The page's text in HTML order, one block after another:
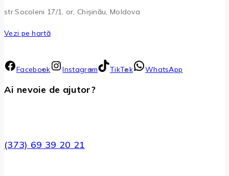
str.Socoleni 17/1, or, Chișinău, Moldova
Vezi pe hartă
Facebook Instagram TikTok WhatsApp
Ai nevoie de ajutor?
(373) 69 39 20 21